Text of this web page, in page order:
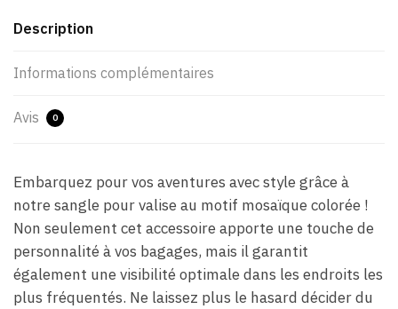
Description
Informations complémentaires
Avis 0
Embarquez pour vos aventures avec style grâce à
notre sangle pour valise au motif mosaïque colorée !
Non seulement cet accessoire apporte une touche de
personnalité à vos bagages, mais il garantit
également une visibilité optimale dans les endroits les
plus fréquentés. Ne laissez plus le hasard décider du